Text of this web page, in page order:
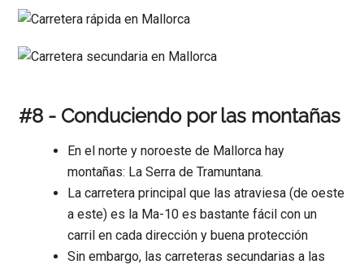
#8 - Conduciendo por las montañas
En el norte y noroeste de Mallorca hay
montañas: La Serra de Tramuntana.
La carretera principal que las atraviesa (de oeste
a este) es la Ma-10 es bastante fácil con un
carril en cada dirección y buena protección
Sin embargo, las carreteras secundarias a las